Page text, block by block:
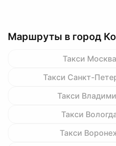
Маршруты в город
Такси
Такси Санкт-
Такси
Такси
Такси